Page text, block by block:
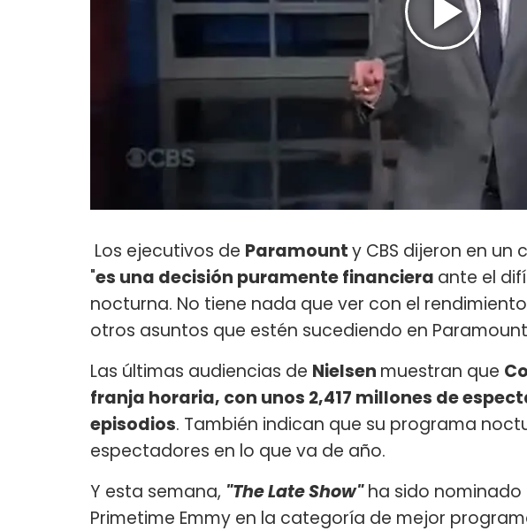
Los ejecutivos de Paramounty CBS dijeron en
"es una decisión puramente financiera ante el
nocturna. No tiene nada que ver con el
otros asuntos que estén sucediendo en
Las últimas audiencias de Nielsen muestran que
franja horaria, con unos 2,417 millones de
episodios. También indican que su programa
espectadores en lo que va de año.
Y esta semana, "The Late Show"ha sido nominado
Primetime Emmy en la categoría de mejor